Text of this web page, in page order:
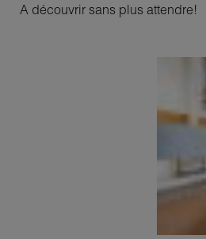
A découvrir sans plus attendre!